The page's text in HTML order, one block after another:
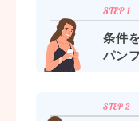
条件
パン